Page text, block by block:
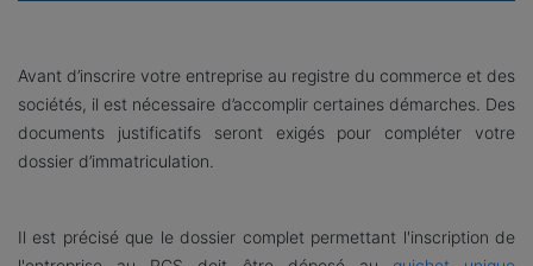
Avant d’inscrire votre entreprise au registre du commerce et des
sociétés, il est nécessaire d’accomplir certaines démarches. Des
documents justificatifs seront exigés pour compléter votre
dossier d’immatriculation.
Il est précisé que le dossier complet permettant l'inscription de